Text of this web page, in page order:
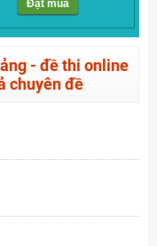
Đặt mua
- đề thi online
chuyên đề